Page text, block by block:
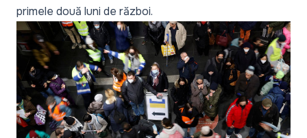
primele două luni de război.